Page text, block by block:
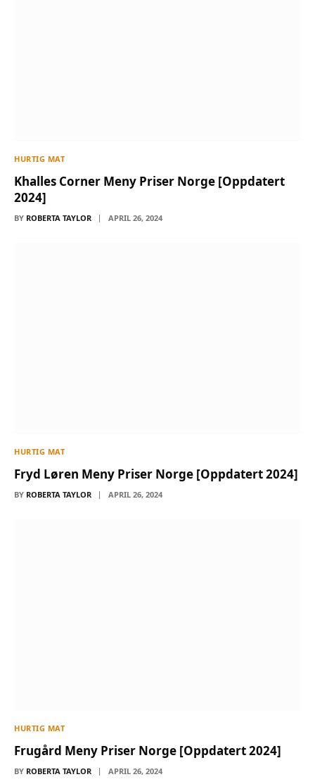
HURTIG MAT
Khalles Corner Meny Priser Norge [Oppdatert
2024]
BY ROBERTA TAYLOR APRIL 26, 2024
HURTIG MAT
Fryd Løren Meny Priser Norge [Oppdatert 2024]
BY ROBERTA TAYLOR APRIL 26, 2024
HURTIG MAT
Frugård Meny Priser Norge [Oppdatert 2024]
BY ROBERTA TAYLOR APRIL 26, 2024